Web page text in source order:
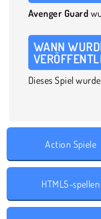
Avenger Guard
WANN
Dieses Spiel
Action Spiele
HTML5-spellen